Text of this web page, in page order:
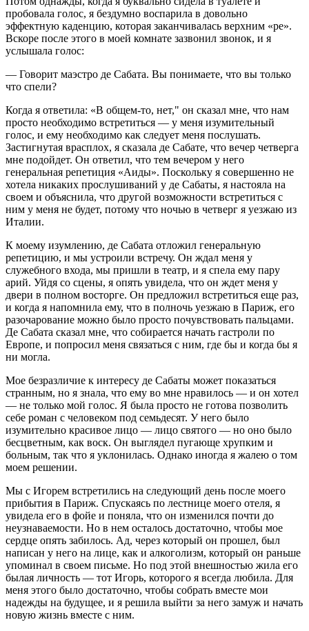
пробовала голос, я бездумно воспарила в довольно
эффектную каденцию, которая заканчивалась верхним «ре».
Вскоре после этого в моей комнате зазвонил звонок, и я
услышала голос:
— Говорит маэстро де Сабата. Вы понимаете, что вы только
что спели?
Когда я ответила: «В общем-то, нет," он сказал мне, что нам
просто необходимо встретиться — у меня изумительный
голос, и ему необходимо как следует меня послушать.
Застигнутая врасплох, я сказала де Сабате, что вечер четверга
мне подойдет. Он ответил, что тем вечером у него
генеральная репетиция «Аиды». Поскольку я совершенно не
хотела никаких прослушиваний у де Сабаты, я настояла на
своем и объяснила, что другой возможности встретиться с
ним у меня не будет, потому что ночью в четверг я уезжаю из
Италии.
К моему изумлению, де Сабата отложил генеральную
репетицию, и мы устроили встречу. Он ждал меня у
служебного входа, мы пришли в театр, и я спела ему пару
арий. Уйдя со сцены, я опять увидела, что он ждет меня у
двери в полном восторге. Он предложил встретиться еще раз,
и когда я напомнила ему, что в полночь уезжаю в Париж, его
разочарование можно было просто почувствовать пальцами.
Де Сабата сказал мне, что собирается начать гастроли по
Европе, и попросил меня связаться с ним, где бы и когда бы я
ни могла.
Мое безразличие к интересу де Сабаты может показаться
странным, но я знала, что ему во мне нравилось — и он хотел
— не только мой голос. Я была просто не готова позволить
себе роман с человеком под семьдесят. У него было
изумительно красивое лицо — лицо святого — но оно было
бесцветным, как воск. Он выглядел пугающе хрупким и
больным, так что я уклонилась. Однако иногда я жалею о том
моем решении.
Мы с Игорем встретились на следующий день после моего
прибытия в Париж. Спускаясь по лестнице моего отеля, я
увидела его в фойе и поняла, что он изменился почти до
неузнаваемости. Но в нем осталось достаточно, чтобы мое
сердце опять забилось. Ад, через который он прошел, был
написан у него на лице, как и алкоголизм, который он раньше
упоминал в своем письме. Но под этой внешностью жила его
былая личность — тот Игорь, которого я всегда любила. Для
меня этого было достаточно, чтобы собрать вместе мои
надежды на будущее, и я решила выйти за него замуж и начать
новую жизнь вместе с ним.